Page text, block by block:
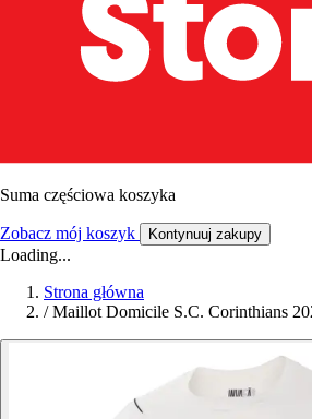
Suma częściowa koszyka
Zobacz mój koszyk Kontynuuj zakupy
Loading...
Strona główna
/ Maillot Domicile S.C. Corinthians